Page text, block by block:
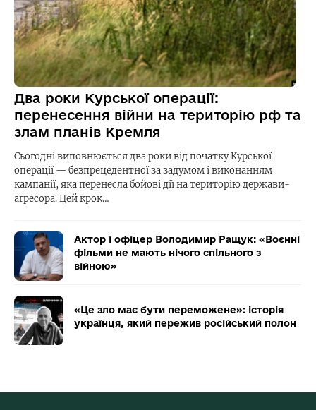
Два роки Курської операції:
перенесення війни на територію рф та
злам планів Кремля
Сьогодні виповнюється два роки від початку Курської
операції — безпрецедентної за задумом і виконанням
кампанії, яка перенесла бойові дії на територію держави-
агресора. Цей крок…
Актор і офіцер Володимир Ращук: «Воєнні
фільми не мають нічого спільного з
війною»
«Це зло має бути переможене»: історія
українця, який пережив російський полон